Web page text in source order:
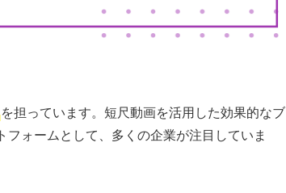
を担っています。短尺動画を活用した効果的なブ
ォームとして、多くの企業が注目していま